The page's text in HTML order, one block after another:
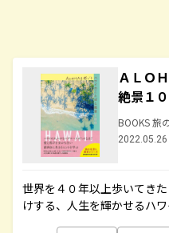
ＡＬＯ
絶景１
BOOKS 旅
2022.05.26
世界を４０年以上歩いてき
けする、人生を輝かせるハ